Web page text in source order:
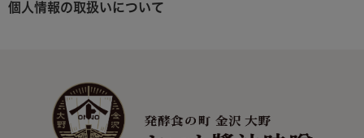
個人情報の取扱いについて